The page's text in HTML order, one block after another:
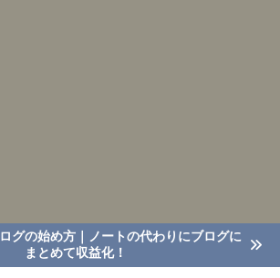
ログの始め方｜ノートの代わりにブログに
まとめて収益化！